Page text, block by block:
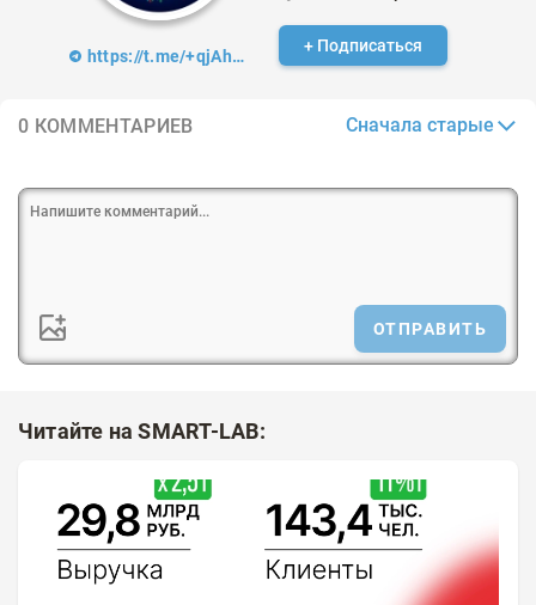
https://t.me/+qjAh5Jy2tWE0YTJi
+ Подписаться
0 КОММЕНТАРИЕВ Сначала старые
ОТПРАВИТЬ
Читайте на SMART-LAB: